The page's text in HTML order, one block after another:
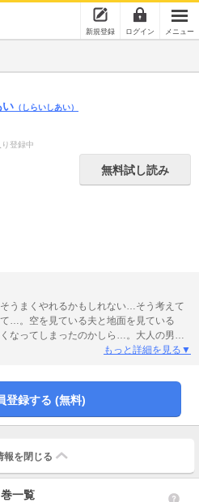
新規登録 ログイン メニュー
い （しらいしあい）
登録中
無料試し読み
うまくやれるかもしれない…そう考えて
…。空を見ている夫と地面を見ている
なってしまったのかしら…。大人の男女
もっと詳細を見る▼
登録する (無料)
報を 閉じる
巻一覧